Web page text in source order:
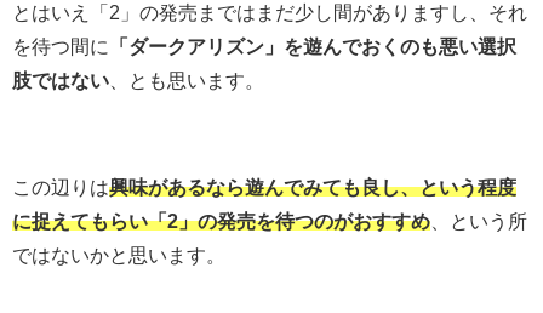
とはいえ「2」の発売まではまだ少し間がありますし、それ
を待つ間に
「ダークアリズン」を遊んでおくのも悪い選択
肢ではない 、とも思います。
この辺りは興味があるなら遊んでみても良し、という程度
に捉えてもらい「2」の発売を待つのがおすすめ 、という所
ではないかと思います。